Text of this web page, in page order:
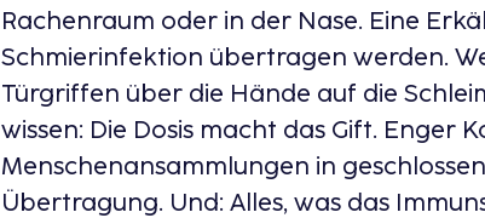
Rachenraum oder in der Nase. Eine
Schmierinfektion übertragen werden.
Türgriffen über die Hände auf die
wissen: Die Dosis macht das Gift. Enger
Menschenansammlungen in
Übertragung. Und: Alles, was das